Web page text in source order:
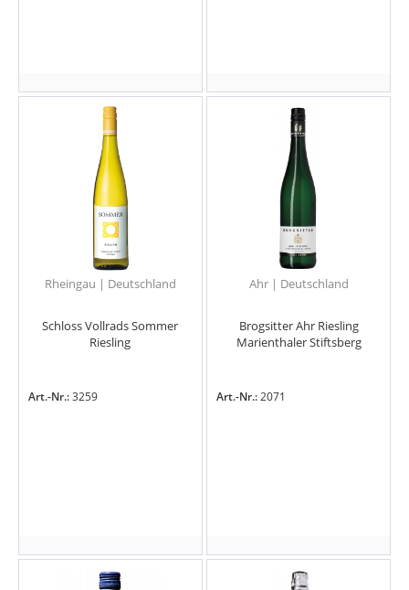
Rheingau | Deutschland
Schloss Vollrads Sommer
Riesling
Art.-Nr.:3259
Ahr | Deutschland
Brogsitter Ahr Riesling
Marienthaler Stiftsberg
Art.-Nr.:2071